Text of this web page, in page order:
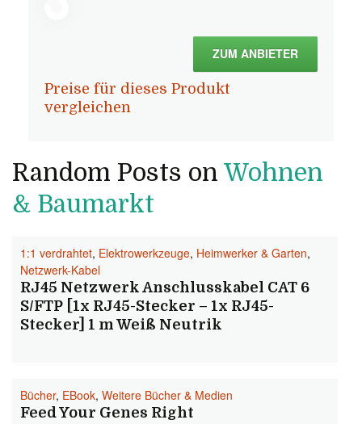
ZUM ANBIETER
Preise für dieses Produkt
vergleichen
Random Posts on Wohnen
& Baumarkt
1:1 verdrahtet, Elektrowerkzeuge, Heimwerker & Garten,
Netzwerk-Kabel
RJ45 Netzwerk Anschlusskabel CAT 6
S/FTP [1x RJ45-Stecker – 1x RJ45-
Stecker] 1 m Weiß Neutrik
Bücher, EBook, Weitere Bücher & Medien
Feed Your Genes Right